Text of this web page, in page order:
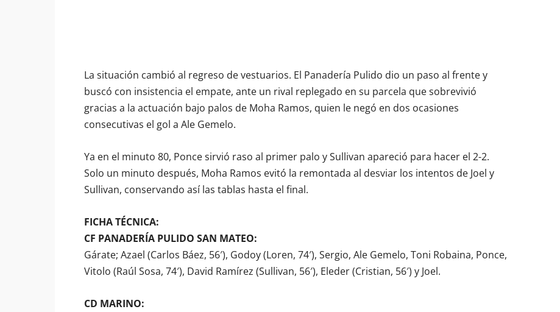
La situación cambió al regreso de vestuarios. El Panadería Pulido dio un paso al frente y
buscó con insistencia el empate, ante un rival replegado en su parcela que sobrevivió
gracias a la actuación bajo palos de Moha Ramos, quien le negó en dos ocasiones
consecutivas el gol a Ale Gemelo.
Ya en el minuto 80, Ponce sirvió raso al primer palo y Sullivan apareció para hacer el 2-2.
Solo un minuto después, Moha Ramos evitó la remontada al desviar los intentos de Joel y
Sullivan, conservando así las tablas hasta el final.
FICHA TÉCNICA:
CF PANADERÍA PULIDO SAN MATEO:
Gárate; Azael (Carlos Báez, 56′), Godoy (Loren, 74′), Sergio, Ale Gemelo, Toni Robaina, Ponce,
Vitolo (Raúl Sosa, 74′), David Ramírez (Sullivan, 56′), Eleder (Cristian, 56′) y Joel.
CD MARINO: